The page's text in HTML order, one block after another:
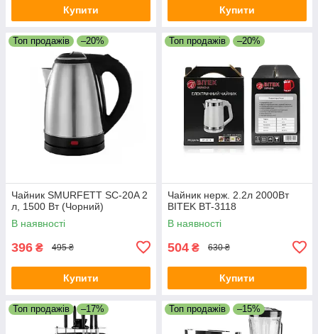
Купити Купити
Топ продажів –20%
Чайник SMURFETT SC-20A 2
л, 1500 Вт (Чорний)
В наявності
396 ₴ 495 ₴
Купити
Топ продажів –20%
Чайник нерж. 2.2л 2000Вт
BITEK BT-3118
В наявності
504 ₴ 630 ₴
Купити
Топ продажів –17% Топ продажів –15%